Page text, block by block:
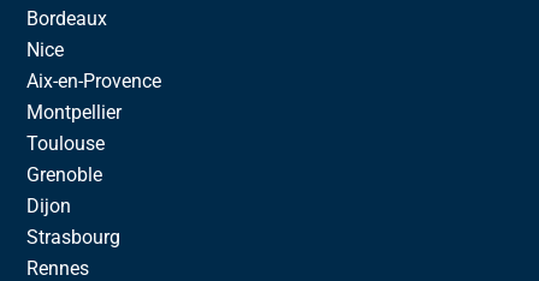
Bordeaux
Nice
Aix-en-Provence
Montpellier
Toulouse
Grenoble
Dijon
Strasbourg
Rennes